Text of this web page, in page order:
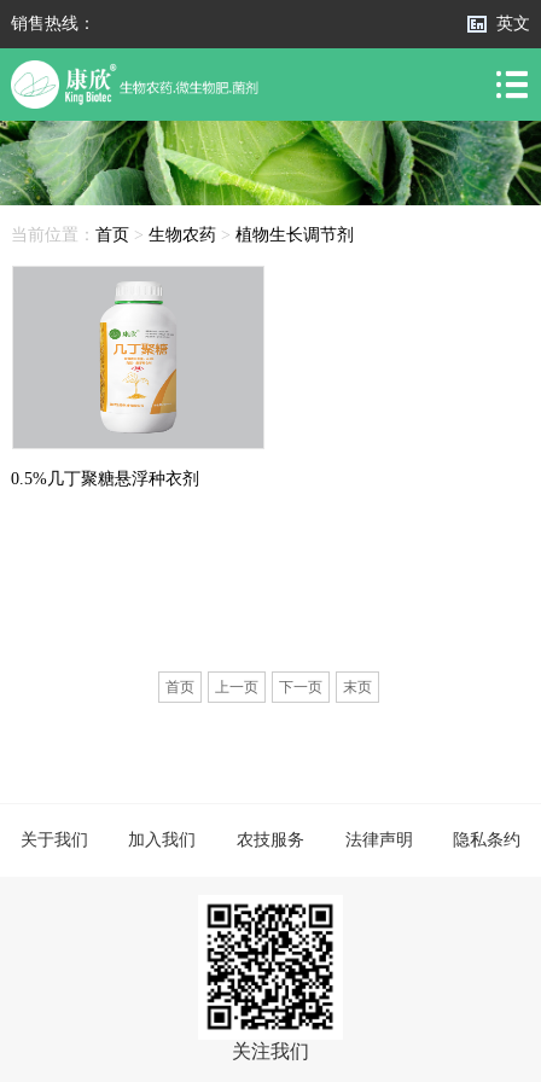
销售热线： 英文
当前位置： 首页 > 生物农药> 植物生长调节剂
0.5%几丁聚糖悬浮种衣剂
首页 上一页 下一页 末页
关于我们 加入我们 农技服务 法律声明 隐私条约
关注我们